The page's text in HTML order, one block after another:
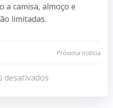
a camisa, almoço e
limitadas.
Navegação
de
Próxima notícia
desativados